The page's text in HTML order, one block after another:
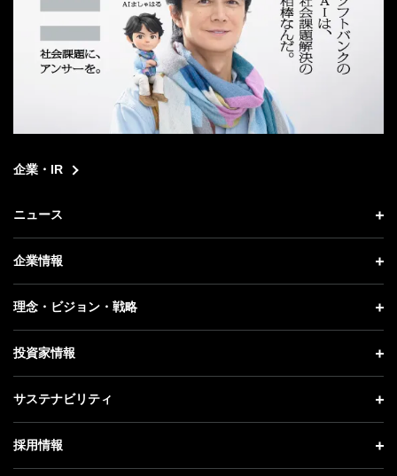
企業・IR
ニュース
ニュース トップ
プレスリリース
更新情報
記者説明会
企業情報
企業情報 トップ
社長メッセージ
事業紹介
ガバナンス
理念・ビジョン・戦略
理念・ビジョン・戦略 トップ
成長戦略「Activate AI for Society」
人材戦略
投資家情報
投資家情報 トップ
経営方針
サステナビリティ
サステナビリティ トップ
採用情報